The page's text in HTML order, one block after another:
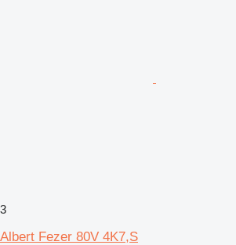
3
Albert Fezer 80V 4K7,S